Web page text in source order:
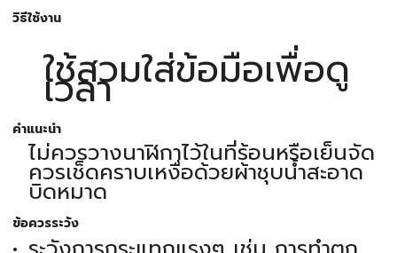
วิธีใช้งาน
ใช้สวมใส่ข้อมือเพื่อดู
เวลา
คำแนะนำ
ไม่ควรวางนาฬิกาไว้ในที่ร้อนหรือเย็นจัด
ควรเช็ดคราบเหงื่อด้วยผ้าชุบน้ำสะอาด
บิดหมาด
ข้อควรระวัง